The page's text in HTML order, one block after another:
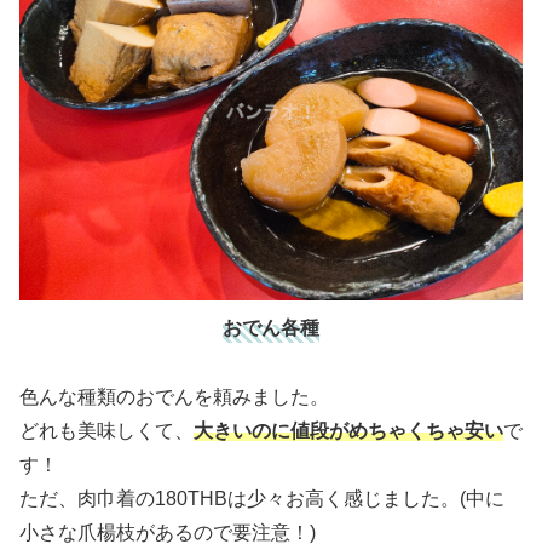
おでん各種
色んな種類のおでんを頼みました。
どれも美味しくて、 大きいのに値段がめちゃくちゃ安いで
す！
ただ、肉巾着の180THBは少々お高く感じました。(中に
小さな爪楊枝があるので要注意！)